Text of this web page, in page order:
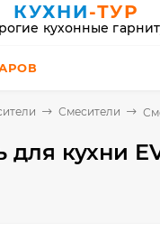
КУХНИ-ТУР
кухонные
Смесители
для кухни